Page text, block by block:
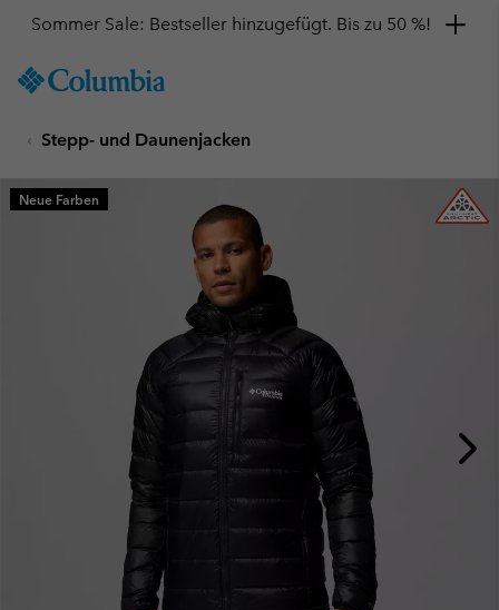
TO
SKIP
MAIN
NAV
Sommer Sale: Bestseller hinzugefügt. Bis zu 50 %!
Stepp- und Daunenjacken
Neue Farben